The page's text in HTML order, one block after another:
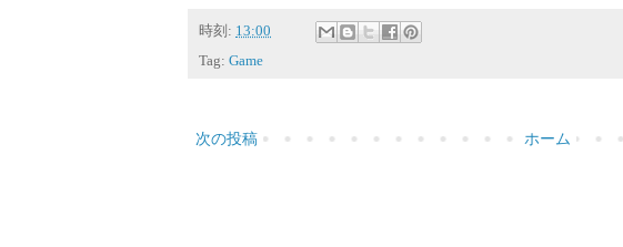
時刻: 13:00
Tag: Game
次の投稿 ホーム